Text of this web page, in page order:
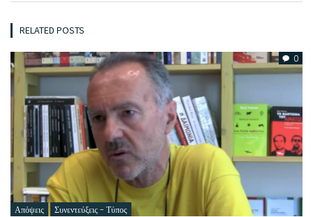
RELATED POSTS
0
Απόψεις Συνεντεύξεις - Τύπος